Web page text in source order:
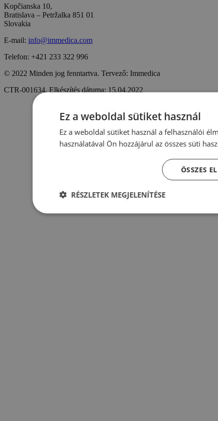
Kopčianska 10,
Bratislava – Petržalka 851 01
Slovakia
E-mail: info@immedica.com
Telefon: +421 233 322 996
© 2022 Minden jog fenntartva. Tervező: Immedica
CTR-001634, Elkészítés dátuma: 15.04.2022
Ez a weboldal sütiket használ
Ez a weboldal sütiket használ a felhasználói
használatával Ön hozzájárul az összes süti
ÖSSZES
RÉSZLETEK MEGJELENÍTÉSE